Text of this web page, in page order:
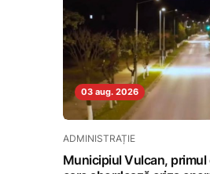
03 aug. 2026
ADMINISTRAȚIE
Municipiul Vulcan, primul